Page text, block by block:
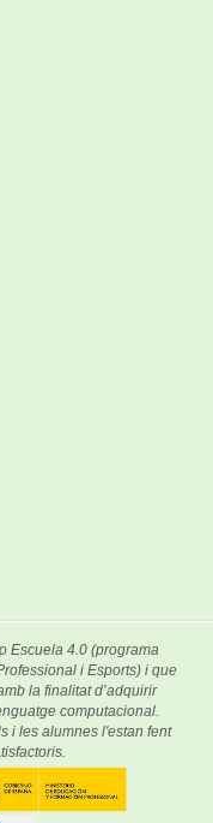
Escuela 4.0 (programa
i Esports) i que
la finalitat d’adquirir
computacional.
i les alumnes l'estan fent